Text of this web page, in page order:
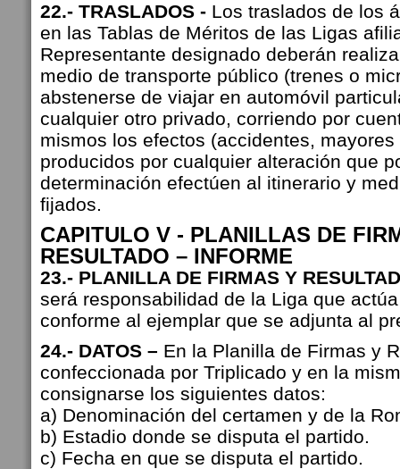
22.- TRASLADOS - Los traslados de los
en las Tablas de Méritos de las Ligas
Representante designado deberán
medio de transporte público (trenes o
abstenerse de viajar en automóvil
cualquier otro privado, corriendo por
mismos los efectos (accidentes,
producidos por cualquier alteración que
determinación efectúen al itinerario y
fijados.
CAPITULO V - PLANILLAS DE
RESULTADO – INFORME
23.- PLANILLA DE FIRMAS Y
será responsabilidad de la Liga que
conforme al ejemplar que se adjunta al
24.- DATOS – En la Planilla de Firmas y
confeccionada por Triplicado y en la
consignarse los siguientes datos:
a) Denominación del certamen y de la
b) Estadio donde se disputa el partido.
c) Fecha en que se disputa el partido.